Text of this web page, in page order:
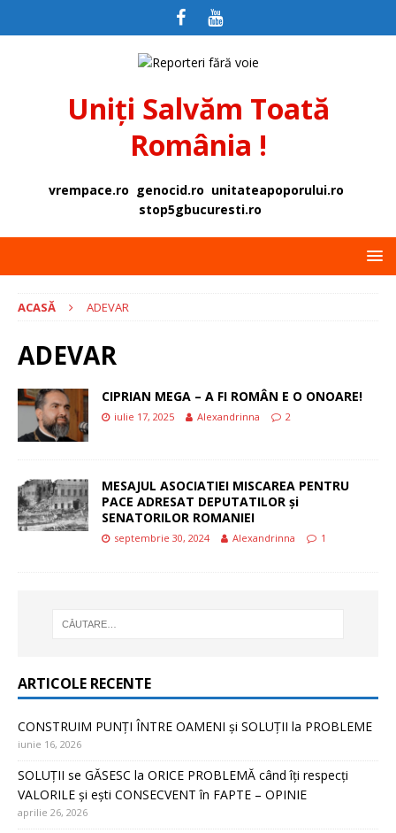
Uniți Salvăm Toată
România !
vrempace.ro genocid.ro unitateapoporului.ro
stop5gbucuresti.ro
ACASĂ ADEVAR
ADEVAR
CIPRIAN MEGA – A FI ROMÂN E O ONOARE!
iulie 17, 2025 Alexandrinna 2
MESAJUL ASOCIATIEI MISCAREA PENTRU
PACE ADRESAT DEPUTATILOR și
SENATORILOR ROMANIEI
septembrie 30, 2024 Alexandrinna 1
ARTICOLE RECENTE
CONSTRUIM PUNȚI ÎNTRE OAMENI și SOLUȚII la PROBLEME
iunie 16, 2026
SOLUȚII se GĂSESC la ORICE PROBLEMĂ când îți respecți
VALORILE și ești CONSECVENT în FAPTE – OPINIE
aprilie 26, 2026